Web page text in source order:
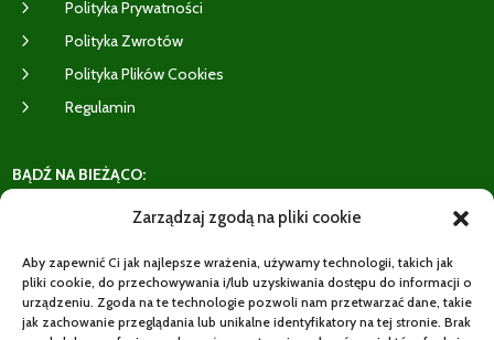
Zarządzaj zgodą na pliki cookie
Aby zapewnić Ci jak najlepsze wrażenia, używamy technologii, takich jak
pliki cookie, do przechowywania i/lub uzyskiwania dostępu do informacji o
urządzeniu. Zgoda na te technologie pozwoli nam przetwarzać dane, takie
jak zachowanie przeglądania lub unikalne identyfikatory na tej stronie. Brak
5 Polityka Prywatności
5 Polityka Zwrotów
5 Polityka Plików Cookies
5 Regulamin
BĄDŹ NA BIEŻĄCO:
5 Recenzje Klientów